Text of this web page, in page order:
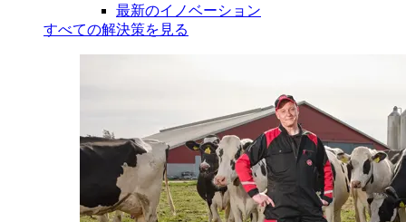
最新のイノベーション
すべての解決策を見る